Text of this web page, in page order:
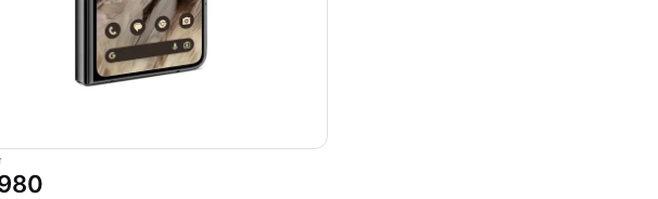
ビッシュ品の価格：